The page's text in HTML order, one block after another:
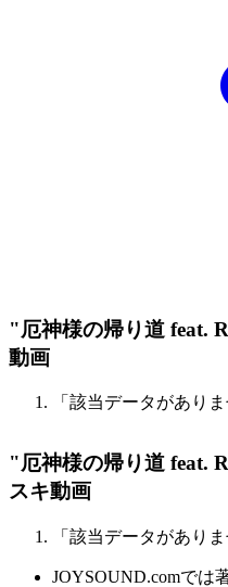
"厄神様の帰り道 feat.
動画
「該当データがありま
"厄神様の帰り道 feat.
スキ動画
「該当データがありま
JOYSOUND.comでは